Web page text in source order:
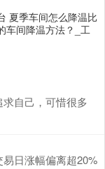
夏季车间怎么降温比
车间降温方法？_工
自己，可惜很多
日涨幅偏离超20%